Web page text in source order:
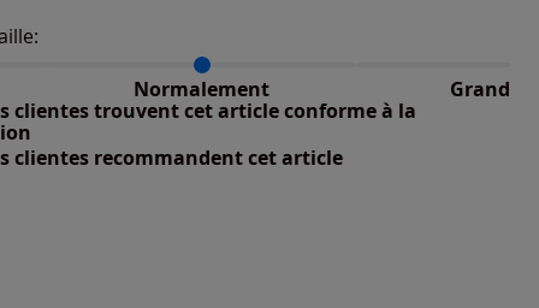
Normalement Grand
taillant selon les avis clients
: 0%
clientes trouvent cet article conforme à la
clientes recommandent cet article